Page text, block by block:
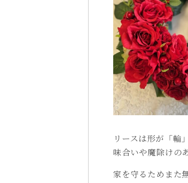
リースは形が「輪
味合いや魔除けの
家を守るためまた